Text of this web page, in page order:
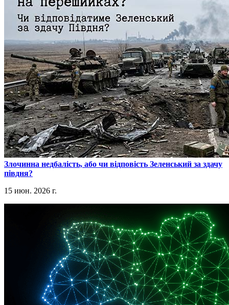
​Злочинна недбалість, або чи відповість Зеленський за здачу
півдня?
15 июн. 2026 г.